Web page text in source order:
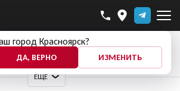
город Красноярск?
ДА, ВЕРНО ИЗМЕНИТЬ
ЕЩЕ
ПОКАЗАТЬ АВТО